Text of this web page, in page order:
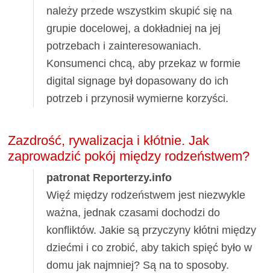
należy przede wszystkim skupić się na
grupie docelowej, a dokładniej na jej
potrzebach i zainteresowaniach.
Konsumenci chcą, aby przekaz w formie
digital signage był dopasowany do ich
potrzeb i przynosił wymierne korzyści.
Zazdrość, rywalizacja i kłótnie. Jak
zaprowadzić pokój między rodzeństwem?
patronat Reporterzy.info
Więź między rodzeństwem jest niezwykle
ważna, jednak czasami dochodzi do
konfliktów. Jakie są przyczyny kłótni między
dziećmi i co zrobić, aby takich spięć było w
domu jak najmniej? Są na to sposoby.